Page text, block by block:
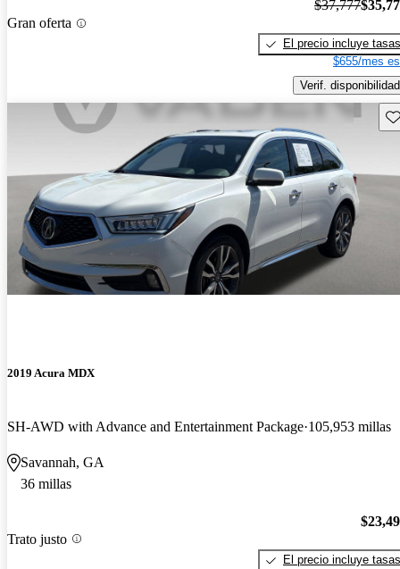
Gran oferta
$37,777
El precio incluye tasas
$655/mes
Verif. disponibilidad
2019 Acura MDX
SH-AWD with Advance and Entertainment Package 105,953 millas
Savannah, GA
36 millas
Trato justo
El precio incluye tasas